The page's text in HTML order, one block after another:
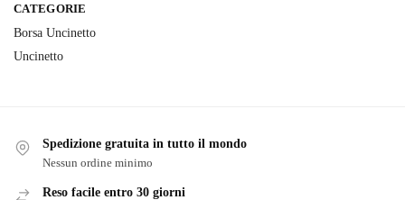
CATEGORIE
Borsa Uncinetto
Uncinetto
Spedizione gratuita in tutto il mondo
Nessun ordine minimo
Reso facile entro 30 giorni